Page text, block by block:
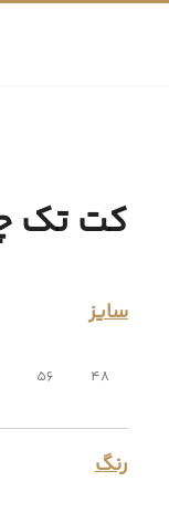
کت تک
سایز
48
56
رنگ